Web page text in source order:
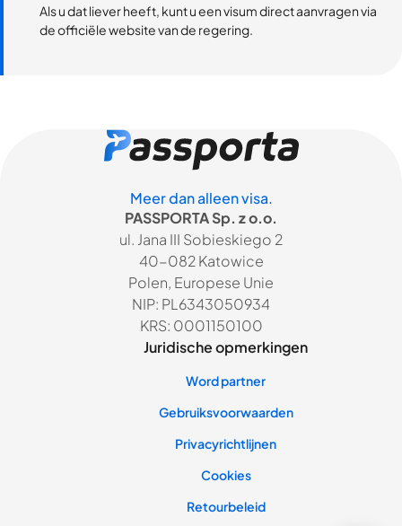
Als u dat liever heeft, kunt u een visum direct aanvragen via
de officiële website van de regering.
Meer dan alleen visa.
PASSPORTA Sp. z o.o.
ul. Jana III Sobieskiego 2
40-082 Katowice
Polen, Europese Unie
NIP: PL6343050934
KRS: 0001150100
Juridische opmerkingen
Word partner
Gebruiksvoorwaarden
Privacyrichtlijnen
Cookies
Retourbeleid